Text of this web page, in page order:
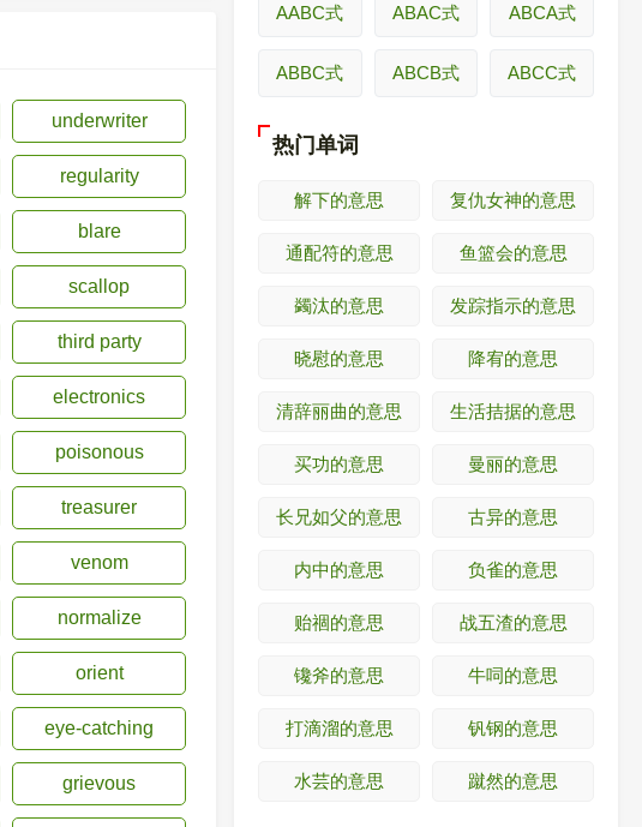
underwriter
regularity
blare
scallop
third party
electronics
poisonous
treasurer
venom
normalize
orient
eye-catching
grievous
AABC式 ABAC式 ABCA式
ABBC式 ABCB式 ABCC式
热门单词
解下的意思 复仇女神的意思
通配符的意思 鱼篮会的意思
蠲汰的意思 发踪指示的意思
晓慰的意思 降宥的意思
清辞丽曲的意思 生活拮据的意思
买功的意思 曼丽的意思
长兄如父的意思 古异的意思
内中的意思 负雀的意思
贻祻的意思 战五渣的意思
镵斧的意思 牛呞的意思
打滴溜的意思 钒钢的意思
水芸的意思 蹴然的意思